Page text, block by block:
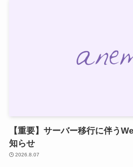
【重要】サーバー移行に伴う
知らせ
2026.8.07